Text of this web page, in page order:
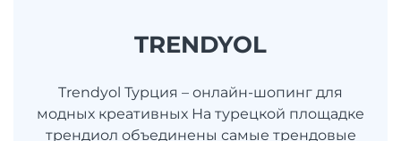
TRENDYOL
Trendyol Турция – онлайн-шопинг для
модных креативных На турецкой площадке
трендиол объединены самые трендовые